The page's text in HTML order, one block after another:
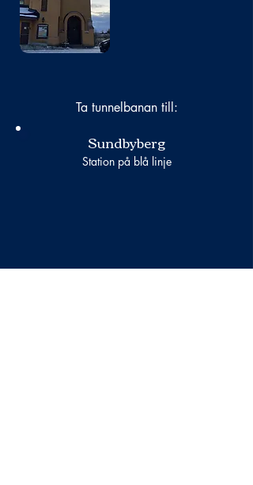
Ta tunnelbanan till:
Sundbyberg
Station på blå linje